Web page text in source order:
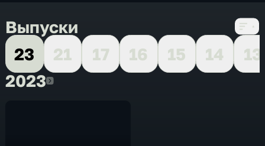
Выпуски
23
21 17 16 15 14
13
20232023